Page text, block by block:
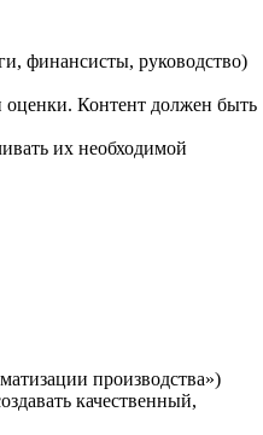
финансисты, руководство)
Контент должен быть
их необходимой
производства»)
качественный,